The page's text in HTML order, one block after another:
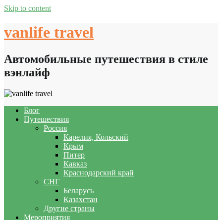
Skip to content
vanlife travel
Автомобильные путешествия в стиле
вэнлайф
Блог
Путешествия
Россия
Карелия, Кольский
Крым
Питер
Кавказ
Краснодарский край
СНГ
Беларусь
Казахстан
Другие страны
Мероприятия